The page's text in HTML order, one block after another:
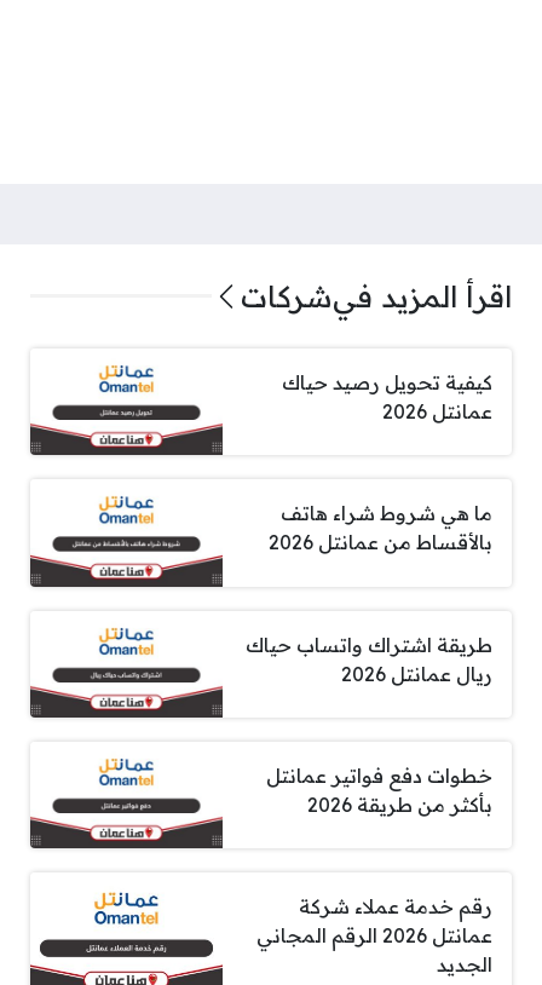
اقرأ المزيد فيشركات
كيفية تحويل رصيد حياك
عمانتل 2026
ما هي شروط شراء هاتف
بالأقساط من عمانتل 2026
طريقة اشتراك واتساب حياك
ريال عمانتل 2026
خطوات دفع فواتير عمانتل
بأكثر من طريقة 2026
رقم خدمة عملاء شركة
عمانتل 2026 الرقم المجاني
الجديد